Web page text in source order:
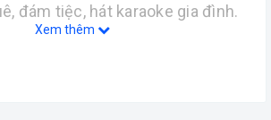
đám tiệc, hát karaoke gia đình.
với chất lượng khó có loa kéo
Xem thêm